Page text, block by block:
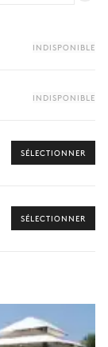
INDISPONIBLE
INDISPONIBLE
SÉLECTIONNER
SÉLECTIONNER